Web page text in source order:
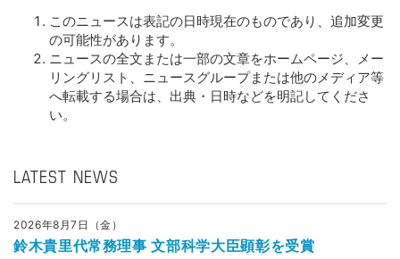
このニュースは表記の日時現在のものであり、追加変更
の可能性があります。
ニュースの全文または一部の文章をホームページ、メー
リングリスト、ニュースグループまたは他のメディア等
へ転載する場合は、出典・日時などを明記してくださ
い。
LATEST NEWS
2026年8月7日（金）
鈴木貴里代常務理事 文部科学大臣顕彰を受賞